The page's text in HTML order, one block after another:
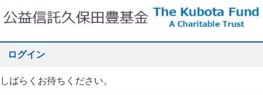
ログイン
しばらくお待ちください。